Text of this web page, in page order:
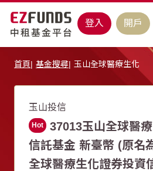
登入 開戶
首頁 基金搜尋 玉山全球醫療生化
玉山投信
Hot
37013玉山全球醫
信託基金 新臺幣 (原名
全球醫療生化證券投資